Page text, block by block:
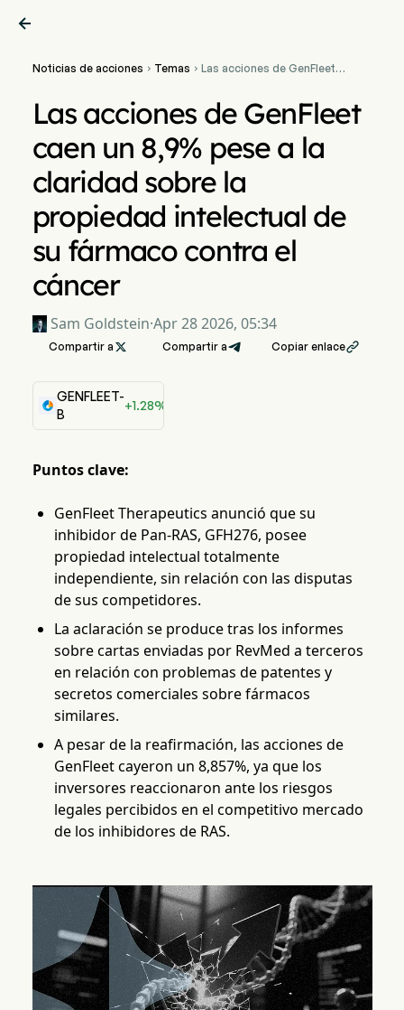

Noticias de acciones  Temas  Las acciones de GenFleet
propiedad intelectual de
su fármaco contra el
cáncer
Las acciones de GenFleet
caen un 8,9% pese a la
claridad sobre la
propiedad intelectual de
su fármaco contra el
cáncer
Sam Goldstein·Apr 28 2026, 05:34
Compartir a  Compartir a Copiar enlace
GENFLEET-
B
+1.28%
Puntos clave:
GenFleet Therapeutics anunció que su
inhibidor de Pan-RAS, GFH276, posee
propiedad intelectual totalmente
independiente, sin relación con las disputas
de sus competidores.
La aclaración se produce tras los informes
sobre cartas enviadas por RevMed a terceros
en relación con problemas de patentes y
secretos comerciales sobre fármacos
similares.
A pesar de la reafirmación, las acciones de
GenFleet cayeron un 8,857%, ya que los
inversores reaccionaron ante los riesgos
legales percibidos en el competitivo mercado
de los inhibidores de RAS.